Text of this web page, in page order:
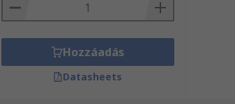
Hozzáadás
Datasheets